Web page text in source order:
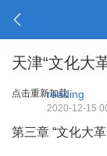
天津“文化大
点击重新加载
reading
2020-12-15
第三章 “文化大